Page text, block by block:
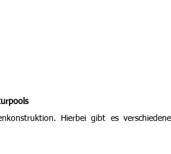
Hierbei gibt es